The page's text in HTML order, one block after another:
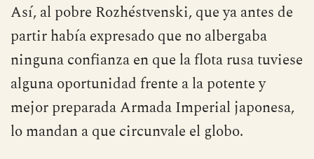
Así, al pobre Rozhéstvenski, que ya antes de
partir había expresado que no albergaba
ninguna confianza en que la flota rusa tuviese
alguna oportunidad frente a la potente y
mejor preparada Armada Imperial japonesa,
lo mandan a que circunvale el globo.